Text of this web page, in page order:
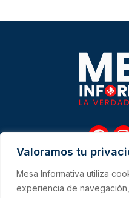
Valoramos tu
Mesa Informativa utiliza
experiencia de
F
a
c
e
b
o
I
n
s
t
a
g